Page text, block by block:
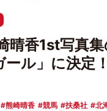
晴香1st写真
ール」に決定
熊崎晴香 競馬 扶桑社 北